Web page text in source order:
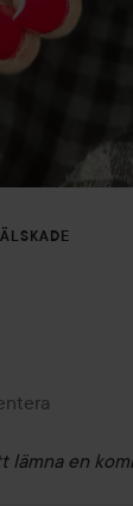
lämna en